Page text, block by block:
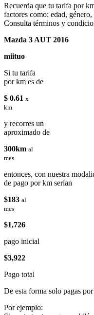
Recuerda que tu tarifa por
factores como: edad,
Consulta términos y
Mazda 3 AUT 2016
miituo
Si tu tarifa
por km es de
$ 0.61 x
km
y recorres un
aproximado de
300km al
mes
entonces, con nuestra
de pago por km serían
$183 al
mes
$1,726
pago inicial
$3,922
Pago total
De esta forma solo pagas
Por ejemplo: